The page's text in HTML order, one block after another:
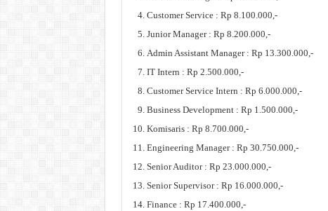
Customer Service : Rp 8.100.000,-
Junior Manager : Rp 8.200.000,-
Admin Assistant Manager : Rp 13.300.000,-
IT Intern : Rp 2.500.000,-
Customer Service Intern : Rp 6.000.000,-
Business Development : Rp 1.500.000,-
Komisaris : Rp 8.700.000,-
Engineering Manager : Rp 30.750.000,-
Senior Auditor : Rp 23.000.000,-
Senior Supervisor : Rp 16.000.000,-
Finance : Rp 17.400.000,-